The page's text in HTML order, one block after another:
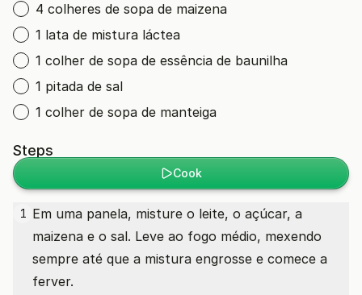
4 colheres de sopa de maizena
1 lata de mistura láctea
1 colher de sopa de essência de baunilha
1 pitada de sal
1 colher de sopa de manteiga
Steps
Cook
1 Em uma panela, misture o leite, o açúcar, a
maizena e o sal. Leve ao fogo médio, mexendo
sempre até que a mistura engrosse e comece a
ferver.